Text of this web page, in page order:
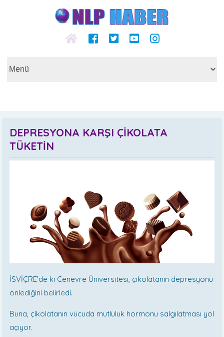
DEPRESYONA KARŞI ÇİKOLATA
TÜKETİN
İSVİÇRE’de ki Cenevre Üniversitesi, çikolatanın depresyonu
önlediğini belirledi.
Buna, çikolatanın vücuda mutluluk hormonu salgılatması yol
açıyor.